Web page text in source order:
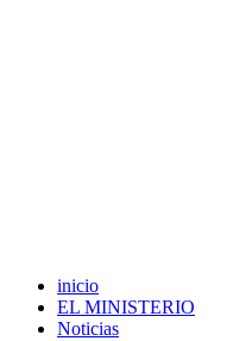
inicio
EL MINISTERIO
Noticias